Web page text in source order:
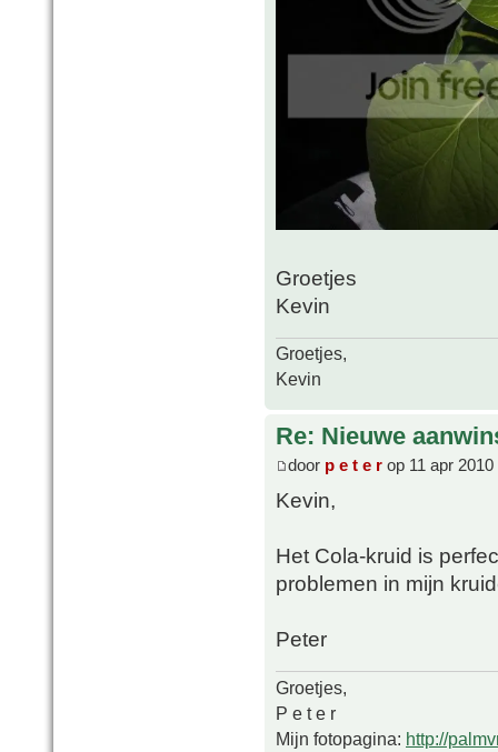
Groetjes
Kevin
Groetjes,
Kevin
Re: Nieuwe
door p e t e r op 11 apr 2010
Kevin,
Het Cola-kruid is
problemen in mijn
Peter
Groetjes,
P e t e r
Mijn fotopagina: http://